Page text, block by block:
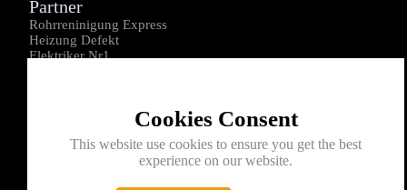
Cookies Consent
This website use cookies to ensure you get the best
experience on our website.
Partner
Rohrreninigung Express
Heizung Defekt
Elektriker Nr1
Kontakt